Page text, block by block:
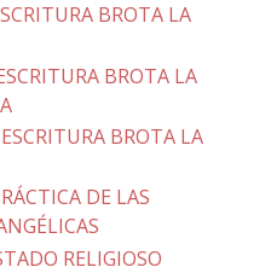
BROTA LA
BROTA LA
BROTA LA
DE LAS
RELIGIOSO